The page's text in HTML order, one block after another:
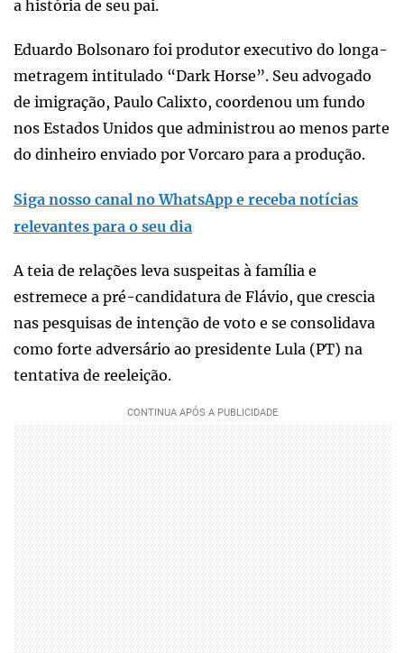
a história de seu pai.
Eduardo Bolsonaro foi produtor executivo do longa-
metragem intitulado “Dark Horse”. Seu advogado
de imigração, Paulo Calixto, coordenou um fundo
nos Estados Unidos que administrou ao menos parte
do dinheiro enviado por Vorcaro para a produção.
Siga nosso canal no WhatsApp e receba notícias
relevantes para o seu dia
A teia de relações leva suspeitas à família e
estremece a pré-candidatura de Flávio, que crescia
nas pesquisas de intenção de voto e se consolidava
como forte adversário ao presidente Lula (PT) na
tentativa de reeleição.